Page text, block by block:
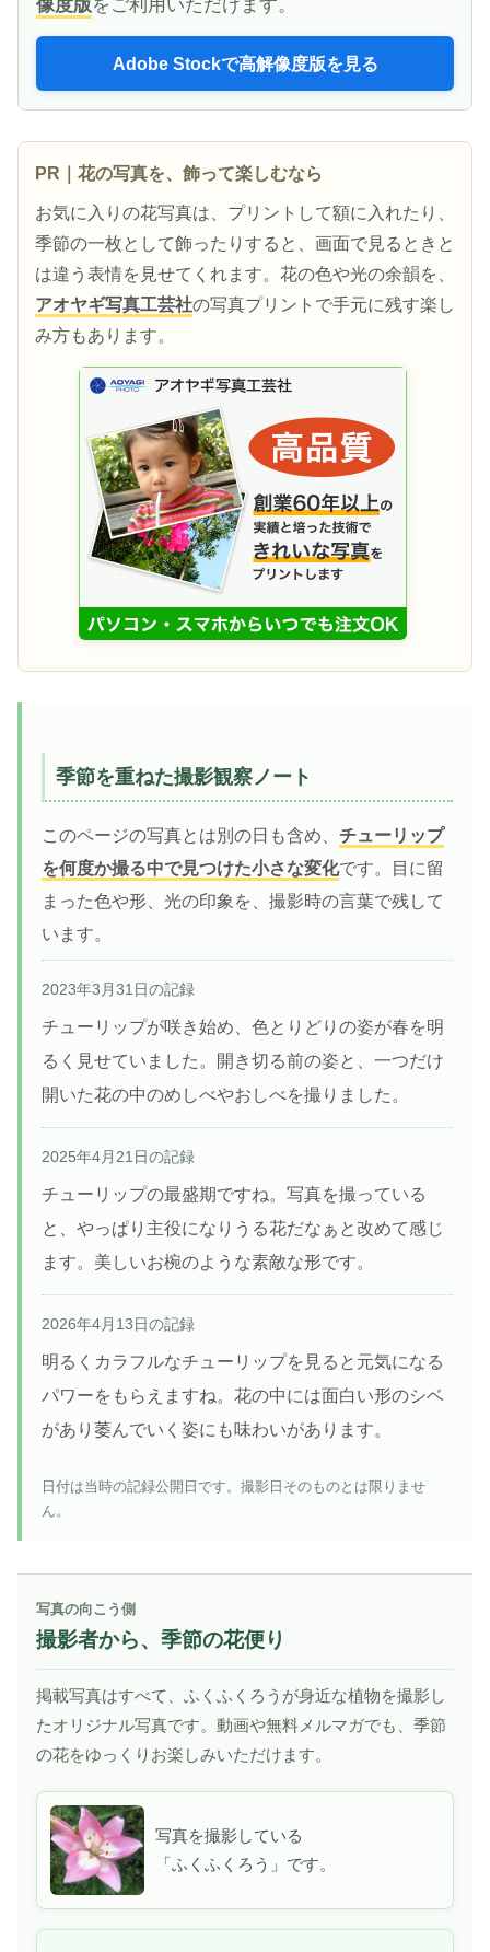
像度版をご利用いただけます。
Adobe Stockで高解像度版を見る
PR｜花の写真を、飾って楽しむなら
お気に入りの花写真は、プリントして額に入れたり、
季節の一枚として飾ったりすると、画面で見るときと
は違う表情を見せてくれます。花の色や光の余韻を、
アオヤギ写真工芸社の写真プリントで手元に残す楽し
み方もあります。
季節を重ねた撮影観察ノート
このページの写真とは別の日も含め、 チューリップ
を何度か撮る中で見つけた小さな変化です。目に留
まった色や形、光の印象を、撮影時の言葉で残して
います。
2023年3月31日の記録
チューリップが咲き始め、色とりどりの姿が春を明
るく見せていました。開き切る前の姿と、一つだけ
開いた花の中のめしべやおしべを撮りました。
2025年4月21日の記録
チューリップの最盛期ですね。写真を撮っている
と、やっぱり主役になりうる花だなぁと改めて感じ
ます。美しいお椀のような素敵な形です。
2026年4月13日の記録
明るくカラフルなチューリップを見ると元気になる
パワーをもらえますね。花の中には面白い形のシベ
があり萎んでいく姿にも味わいがあります。
日付は当時の記録公開日です。撮影日そのものとは限りませ
ん。
写真の向こう側
撮影者から、季節の花便り
掲載写真はすべて、ふくふくろうが身近な植物を撮影し
たオリジナル写真です。動画や無料メルマガでも、季節
の花をゆっくりお楽しみいただけます。
写真を撮影している
「ふくふくろう」です。